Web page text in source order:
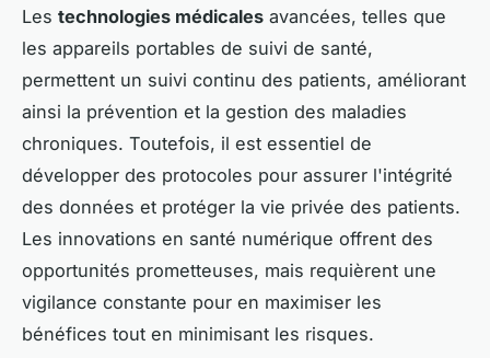
Les technologies médicales avancées, telles que
les appareils portables de suivi de santé,
permettent un suivi continu des patients, améliorant
ainsi la prévention et la gestion des maladies
chroniques. Toutefois, il est essentiel de
développer des protocoles pour assurer l'intégrité
des données et protéger la vie privée des patients.
Les innovations en santé numérique offrent des
opportunités prometteuses, mais requièrent une
vigilance constante pour en maximiser les
bénéfices tout en minimisant les risques.